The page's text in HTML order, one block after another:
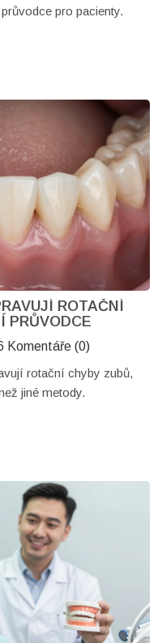
pro pacienty.
ROTAČNÍ
PRŮVODCE
Komentáře (0)
rotační chyby zubů,
jiné metody.